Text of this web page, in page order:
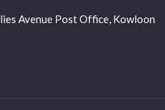
Avenue Post Office, Kowloon